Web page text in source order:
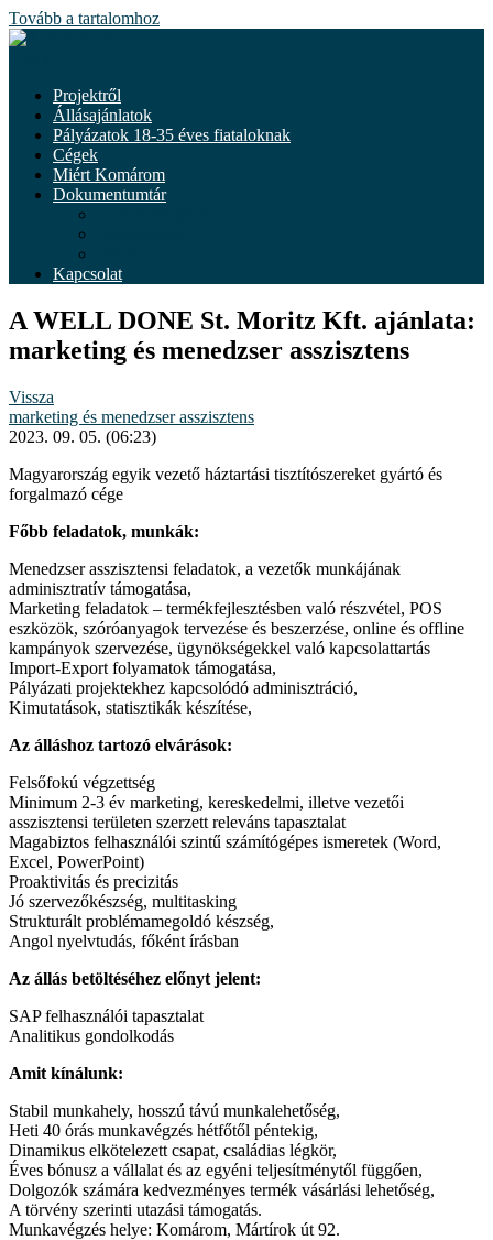
Tovább a tartalomhoz
Projektről
Állásajánlatok
Pályázatok 18-35 éves fiataloknak
Cégek
Miért Komárom
Dokumentumtár
Kapcsolat
A WELL DONE St. Moritz Kft. ajánlata:
marketing és menedzser asszisztens
Vissza
marketing és menedzser asszisztens
2023. 09. 05. (06:23)
Magyarország egyik vezető háztartási tisztítószereket gyártó és
forgalmazó cége
Főbb feladatok, munkák:
Menedzser asszisztensi feladatok, a vezetők munkájának
adminisztratív támogatása,
Marketing feladatok – termékfejlesztésben való részvétel, POS
eszközök, szóróanyagok tervezése és beszerzése, online és offline
kampányok szervezése, ügynökségekkel való kapcsolattartás
Import-Export folyamatok támogatása,
Pályázati projektekhez kapcsolódó adminisztráció,
Kimutatások, statisztikák készítése,
Az álláshoz tartozó elvárások:
Felsőfokú végzettség
Minimum 2-3 év marketing, kereskedelmi, illetve vezetői
asszisztensi területen szerzett releváns tapasztalat
Magabiztos felhasználói szintű számítógépes ismeretek (Word,
Excel, PowerPoint)
Proaktivitás és precizitás
Jó szervezőkészség, multitasking
Strukturált problémamegoldó készség,
Angol nyelvtudás, főként írásban
Az állás betöltéséhez előnyt jelent:
SAP felhasználói tapasztalat
Analitikus gondolkodás
Amit kínálunk:
Stabil munkahely, hosszú távú munkalehetőség,
Heti 40 órás munkavégzés hétfőtől péntekig,
Dinamikus elkötelezett csapat, családias légkör,
Éves bónusz a vállalat és az egyéni teljesítménytől függően,
Dolgozók számára kedvezményes termék vásárlási lehetőség,
A törvény szerinti utazási támogatás.
Munkavégzés helye: Komárom, Mártírok út 92.